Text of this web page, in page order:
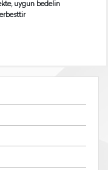
uygun bedelin